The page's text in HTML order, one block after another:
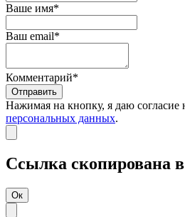
Ваше имя*
Ваш email*
Комментарий*
Отправить
Нажимая на кнопку, я даю согласие
персональных данных.
Ссылка скопирована
Ок